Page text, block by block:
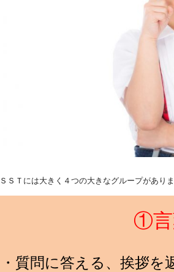
ＳＳＴには大きく４つの大きなグループがありま
①言
・質問に答える、挨拶を